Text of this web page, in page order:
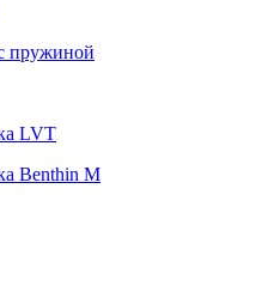
пружиной
LVT
Benthin M